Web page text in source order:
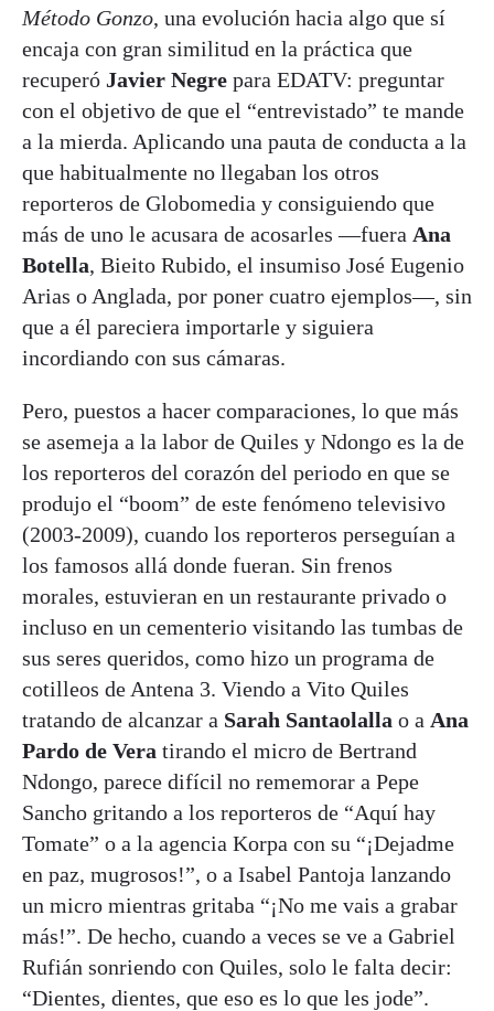
Método Gonzo, una evolución hacia algo que sí
encaja con gran similitud en la práctica que
recuperó Javier Negre para EDATV: preguntar
con el objetivo de que el “entrevistado” te mande
a la mierda. Aplicando una pauta de conducta a la
que habitualmente no llegaban los otros
reporteros de Globomedia y consiguiendo que
más de uno le acusara de acosarles —fuera Ana
Botella, Bieito Rubido, el insumiso José Eugenio
Arias o Anglada, por poner cuatro ejemplos—, sin
que a él pareciera importarle y siguiera
incordiando con sus cámaras.
Pero, puestos a hacer comparaciones, lo que más
se asemeja a la labor de Quiles y Ndongo es la de
los reporteros del corazón del periodo en que se
produjo el “boom” de este fenómeno televisivo
(2003-2009), cuando los reporteros perseguían a
los famosos allá donde fueran. Sin frenos
morales, estuvieran en un restaurante privado o
incluso en un cementerio visitando las tumbas de
sus seres queridos, como hizo un programa de
cotilleos de Antena 3. Viendo a Vito Quiles
tratando de alcanzar a Sarah Santaolalla o a Ana
Pardo de Vera tirando el micro de Bertrand
Ndongo, parece difícil no rememorar a Pepe
Sancho gritando a los reporteros de “Aquí hay
Tomate” o a la agencia Korpa con su “¡Dejadme
en paz, mugrosos!”, o a Isabel Pantoja lanzando
un micro mientras gritaba “¡No me vais a grabar
más!”. De hecho, cuando a veces se ve a Gabriel
Rufián sonriendo con Quiles, solo le falta decir:
“Dientes, dientes, que eso es lo que les jode”.